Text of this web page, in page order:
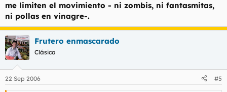
me limiten el movimiento - ni zombis, ni fantasmitas,
ni pollas en vinagre-.
Frutero enmascarado
Clásico
22 Sep 2006 #5